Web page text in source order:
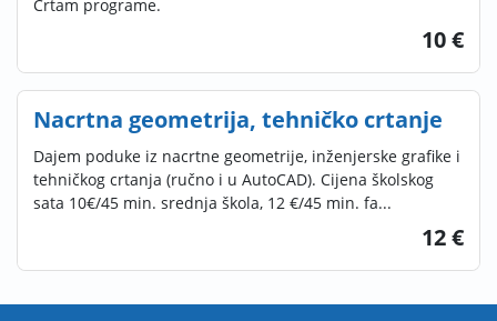
Crtam programe.
10 €
Nacrtna geometrija, tehničko crtanje
Dajem poduke iz nacrtne geometrije, inženjerske grafike i
tehničkog crtanja (ručno i u AutoCAD). Cijena školskog
sata 10€/45 min. srednja škola, 12 €/45 min. fa...
12 €